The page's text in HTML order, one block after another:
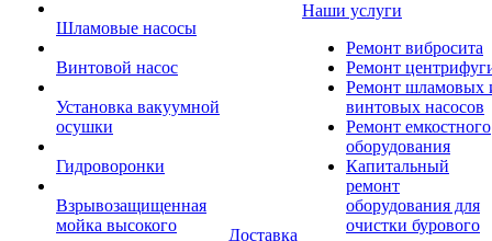
Шламовые насосы
Винтовой насос
Установка вакуумной
осушки
Гидроворонки
Взрывозащищенная
мойка высокого
Доставка
Наши услуги
Ремонт вибросита
Ремонт
Ремонт шламовых
винтовых насосов
Ремонт емкостного
оборудования
Капитальный
ремонт
оборудования для
очистки бурового